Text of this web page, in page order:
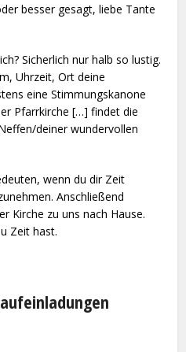
besser gesagt, liebe Tante
Sicherlich nur halb so lustig.
Uhrzeit, Ort deine
eine Stimmungskanone
Pfarrkirche […] findet die
deiner wundervollen
wenn du dir Zeit
Anschließend
Kirche zu uns nach Hause.
Zeit hast.